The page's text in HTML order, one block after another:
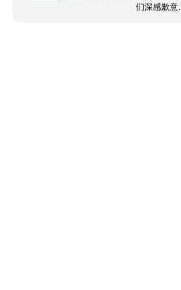
们深感歉意.